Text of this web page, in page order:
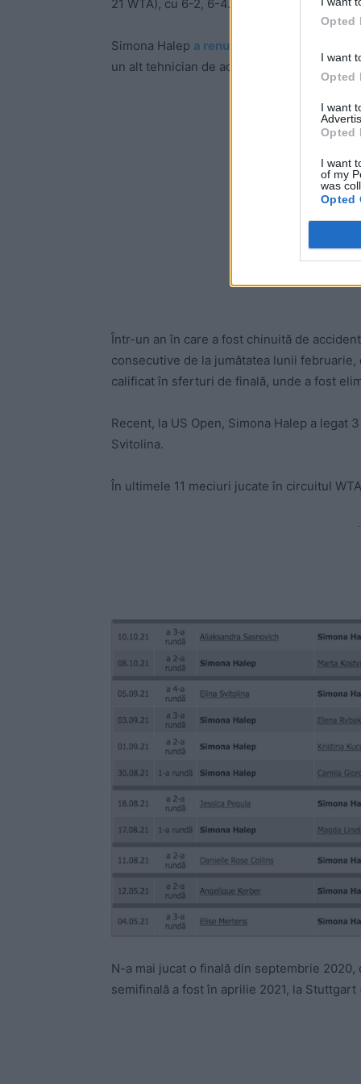
Opted
I want
Opted
I want
Opted
I want
of my
was
Opted
21 WTA), cu 6-2, 6-4.
Simona Halep a renunțat recent
un alt tehnician de același calibru.
-
Într-un an în care a fost chinuită de
consecutive de la jumătatea lunii
calificat în sferturi de finală, unde a fost
Recent, la US Open, Simona Halep a legat
Svitolina.
În ultimele 11 meciuri jucate în circuitul
N-a mai jucat o finală din septembrie
semifinală a fost în aprilie 2021, la